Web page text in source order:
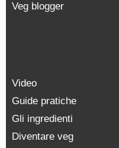
Veg blogger
Video
Guide pratiche
Gli ingredienti
Diventare veg